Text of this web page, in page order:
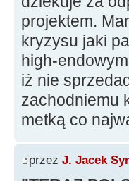
projektem.
kryzysu jaki
high-
iż nie
zachodniemu
metką co
przez J. Jacek